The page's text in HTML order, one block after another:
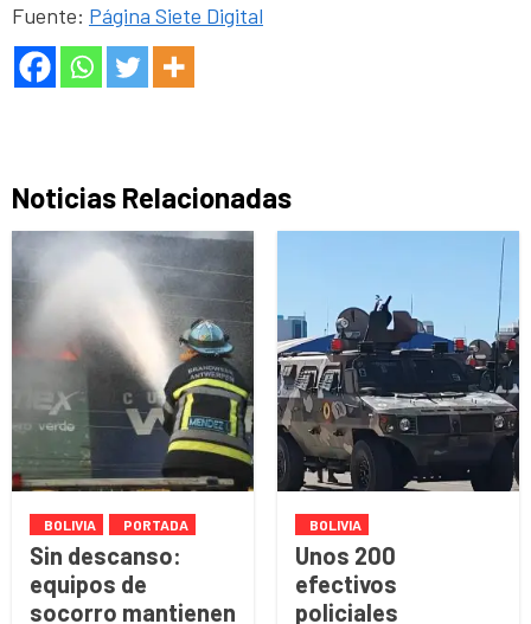
Fuente: Página Siete Digital
Noticias Relacionadas
BOLIVIA PORTADA
Sin descanso:
equipos de
socorro mantienen
BOLIVIA
Unos 200
efectivos
policiales